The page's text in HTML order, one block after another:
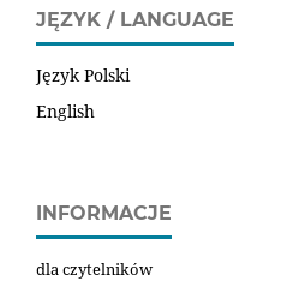
JĘZYK / LANGUAGE
Język Polski
English
INFORMACJE
dla czytelników